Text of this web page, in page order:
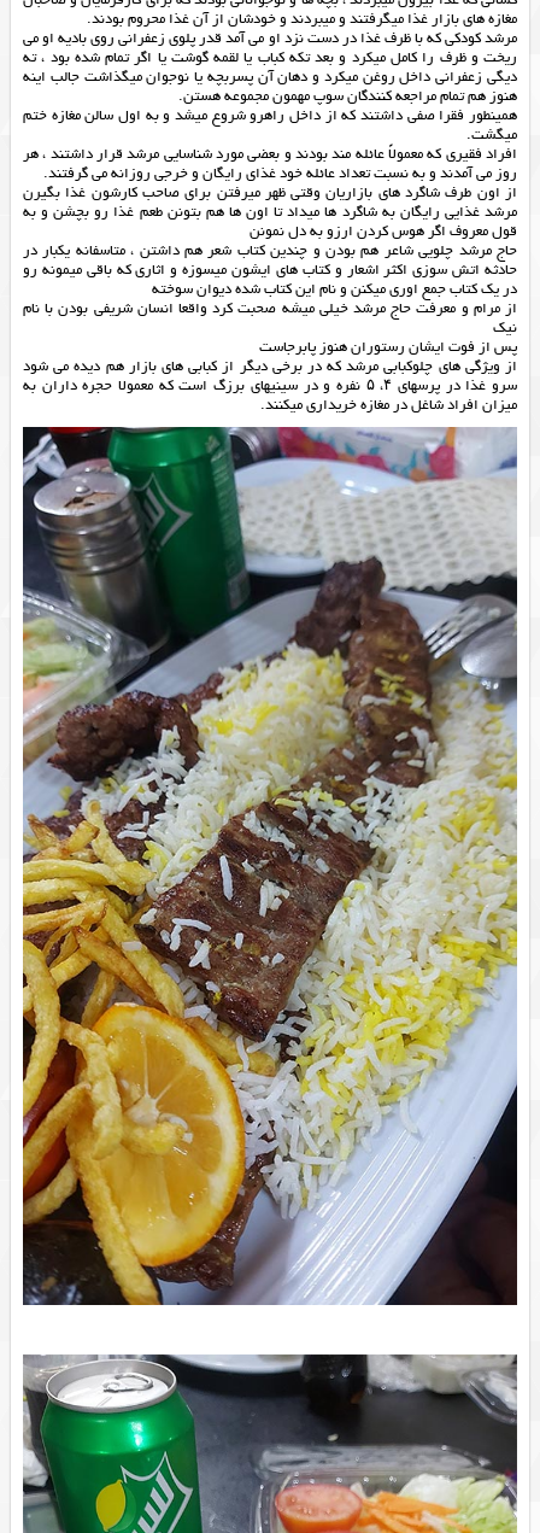
مغازه های بازار غذا میگرفتند و میبردند و خودشان از آن غذا محروم بودند.
مرشد کودکی که با ظرف غذا در دست نزد او می آمد قدر پلوی زعفرانی روی بادیه او می
ریخت و ظرف را کامل میکرد و بعد تکه کباب یا لقمه گوشت یا اگر تمام شده بود ، ته
دیگی زعفرانی داخل روغن میکرد و دهان آن پسربچه یا نوجوان میگذاشت جالب اینه
هنوز هم تمام مراجعه کنندگان سوپ مهمون مجموعه هستن.
همینطور فقرا صفی داشتند که از داخل راهرو شروع میشد و به اول سالن مغازه ختم
میگشت.
افراد فقیری که معمولاً عائله مند بودند و بعضی مورد شناسایی مرشد قرار داشتند ، هر
روز می آمدند و به نسبت تعداد عائله خود غذای رایگان و خرجی روزانه می گرفتند.
از اون طرف شاگرد های بازاریان وقتی ظهر میرفتن برای صاحب کارشون غذا بگیرن
مرشد غذایی رایگان به شاگرد ها میداد تا اون ها هم بتونن طعم غذا رو بچشن و به
قول معروف اگر هوس کردن ارزو به دل نمونن
حاج مرشد چلویی شاعر هم بودن و چندین کتاب شعر هم داشتن ، متاسفانه یکبار در
حادثه اتش سوزی اکثر اشعار و کتاب های ایشون میسوزه و اثاری که باقی میمونه رو
در یک کتاب جمع اوری میکنن و نام این کتاب شده دیوان سوخته
از مرام و معرفت حاج مرشد خیلی میشه صحبت کرد واقعا انسان شریفی بودن با نام
نیک
پس از فوت ایشان رستوران هنوز پابرجاست
از ویژگی های چلوکبابی مرشد که در برخی دیگر از کبابی های بازار هم دیده می شود
سرو غذا در پرسهای ۴، ۵ نفره و در سینیهای برزگ است که معمولا حجره داران به
میزان افراد شاغل در مغازه خریداری میکنند.